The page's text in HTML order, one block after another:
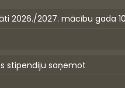
2026./2027. mācību gada
stipendiju saņemot